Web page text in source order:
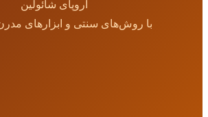
اروپای شائولین
با روش‌های سنتی و ابزارهای